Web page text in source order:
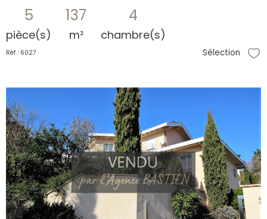
5
pièce(s)
137
m²
4
chambre(s)
Réf : 6027 Sélection
voir le
bien